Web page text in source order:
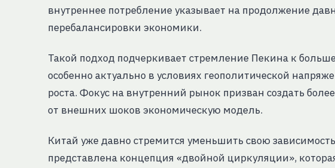
внутреннее потребление указывает на продолжение
перебалансировки экономики.
Такой подход подчеркивает стремление Пекина к
особенно актуально в условиях геополитической
роста. Фокус на внутренний рынок призван создать
от внешних шоков экономическую модель.
Китай уже давно стремится уменьшить свою
представлена концепция «двойной циркуляции»,